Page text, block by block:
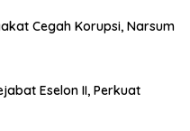
Cegah Korupsi, Narsum